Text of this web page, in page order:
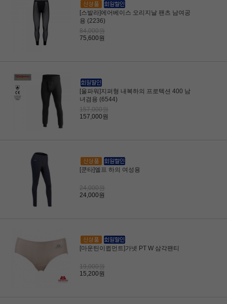
[스발라]에어베이스 오리지날 팬츠 남여공
용 (2236)
84,000원
75,600원
[울파워]지퍼형 내복하의 프로텍션 400 남
녀겸용 (6544)
157,000원
157,000원
[쿤타]엘프 하의 여성용
24,000원
24,000원
[마운틴이큅먼트]가넷 PT W 삼각팬티
19,000원
15,200원